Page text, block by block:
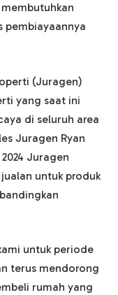
pembiayaannya
(Juragen)
yang saat ini
di seluruh area
Juragen Ryan
Juragen
untuk produk
untuk periode
terus mendorong
rumah yang